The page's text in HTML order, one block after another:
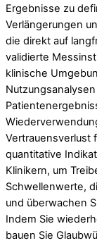
Ergebnisse zu
Verlängerungen
die direkt auf
validierte
klinische
Vertrauensverlust
quantitative
Klinikern, um
Schwellenwerte,
und überwachen
Indem Sie
bauen Sie